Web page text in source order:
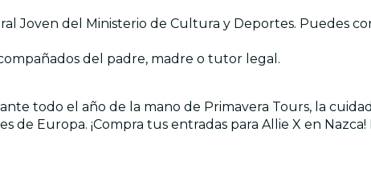
Joven del Ministerio de Cultura y Deportes. Puedes
del padre, madre o tutor legal.
todo el año de la mano de Primavera Tours, la
de Europa. ¡Compra tus entradas para Allie X en